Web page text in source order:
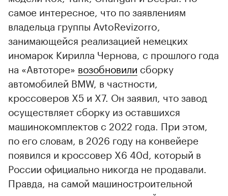
самое интересное, что по заявлениям
владельца группы AvtoRevizorro,
занимающейся реализацией немецких
иномарок Кирилла Чернова, с прошлого года
на «Автоторе» возобновили сборку
автомобилей BMW, в частности,
кроссоверов X5 и X7. Он заявил, что завод
осуществляет сборку из оставшихся
машинокомплектов с 2022 года. При этом,
по его словам, в 2026 году на конвейере
появился и кроссовер X6 40d, который в
России официально никогда не продавали.
Правда, на самой машиностроительной